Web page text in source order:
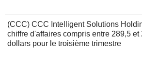
(CCC) CCC Intelligent Solutions
chiffre d'affaires compris entre 289,5
dollars pour le troisième trimestre